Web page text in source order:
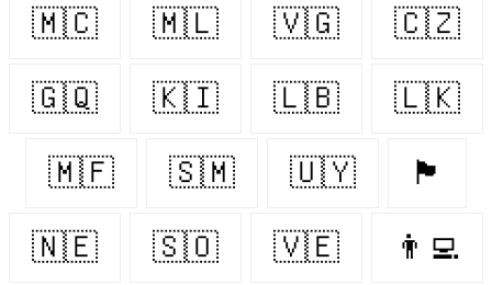
🇲🇨 🇲🇱 🇻🇬 🇨🇿
🇬🇶 🇰🇮 🇱🇧 🇱🇰
🇲🇫 🇸🇲 🇺🇾 🏴󠁧󠁢󠁷󠁬󠁳󠁿
🇳🇪 🇸🇴 🇻🇪 👨‍💻